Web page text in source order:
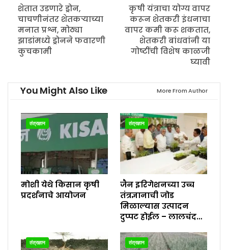
शेतात उडणारे ड्रोन,
चाचणीनंतर शेतकऱ्याच्या
मनात प्रश्न, मोठ्या
झाडांमध्ये ड्रोनने फवारणी
कुचकामी
कृषी यंत्राचा योग्य वापर
करून शेतकरी इंधनाचा
वापर कमी करू शकतात,
शेतकरी बांधवांनी या
गोष्टींची विशेष काळजी
घ्यावी
You Might Also Like More From Author
तंत्रज्ञान
मोशी येथे किसान कृषी
प्रदर्शनाचे आयोजन
तंत्रज्ञान
जैन इरिगेशनच्या उच्च
तंत्रज्ञानाची जोड
मिळाल्यास उत्पादन
दुप्पट होईल – लालचंद…
तंत्रज्ञान तंत्रज्ञान